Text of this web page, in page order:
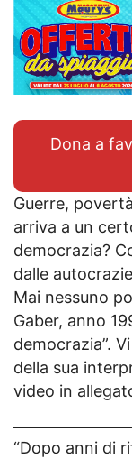
Dona a
Guerre,
arriva a un
democrazia?
dalle
Mai nessuno
Gaber, anno
democrazia”.
della sua
video in
“Dopo anni di